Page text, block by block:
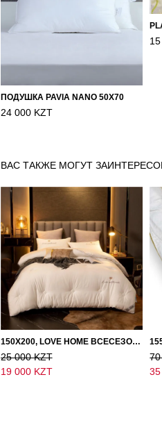
ПОДУШКА PAVIA NANO 50X70
24 000 KZT
ВАС ТАКЖЕ МОГУТ
150Х200, LOVE HOME ВСЕСЕЗОННОЕ ОДЕЯЛО ИЗ ХЛОПКА С НАПОЛНИТЕЛЕМ МИКРОГЕЛЬ
25 000 KZT
19 000 KZT